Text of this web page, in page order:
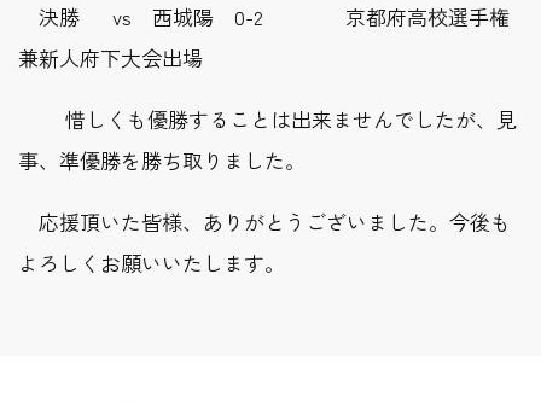
決勝 vs 西城陽 0-2 京都府高校選手権
兼新人府下大会出場
惜しくも優勝することは出来ませんでしたが、見
事、準優勝を勝ち取りました。
応援頂いた皆様、ありがとうございました。今後も
よろしくお願いいたします。